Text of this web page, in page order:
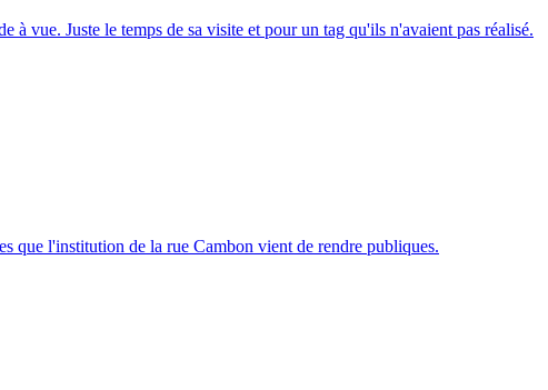
à vue. Juste le temps de sa visite et pour un tag qu'ils n'avaient pas réalisé.
que l'institution de la rue Cambon vient de rendre publiques.